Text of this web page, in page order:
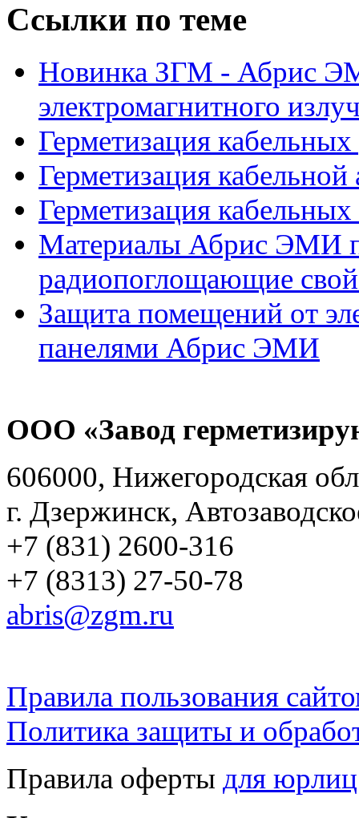
Ссылки по теме
Новинка ЗГМ - Абрис
электромагнитного
Герметизация
Герметизация
Герметизация
Материалы Абрис ЭМИ
радиопоглощающие
Защита помещений от
панелями Абрис ЭМИ
ООО «Завод
606000, Нижегородская
г. Дзержинск,
+7 (831) 2600-316
+7 (8313) 27-50-78
abris@zgm.ru
Правила пользования
Политика защиты и
Правила оферты для